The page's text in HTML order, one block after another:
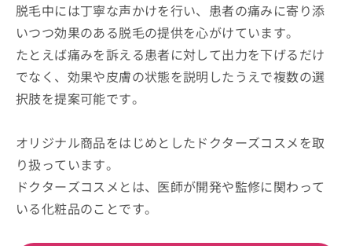
脱毛中には丁寧な声かけを行い、患者の痛みに寄り添
いつつ効果のある脱毛の提供を心がけています。
たとえば痛みを訴える患者に対して出力を下げるだけ
でなく、効果や皮膚の状態を説明したうえで複数の選
択肢を提案可能です。
オリジナル商品をはじめとしたドクターズコスメを取
り扱っています。
ドクターズコスメとは、医師が開発や監修に関わって
いる化粧品のことです。